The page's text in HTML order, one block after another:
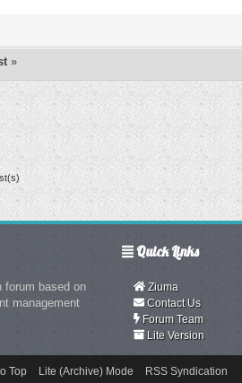
»
forum based on
management
Quick Links
Ziuma
Contact Us
Forum Team
Lite Version
Top Lite (Archive) Mode RSS Syndication